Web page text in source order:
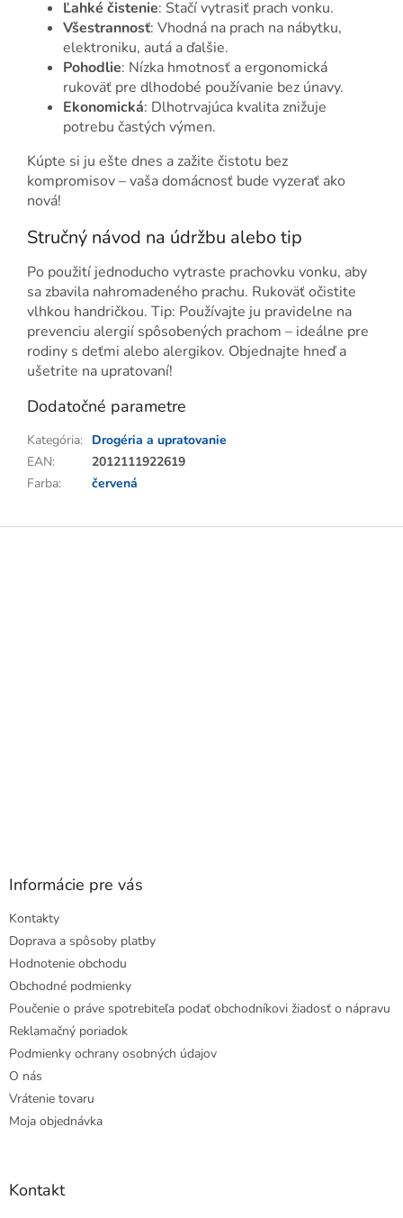
Ľahké čistenie: Stačí vytrasiť prach vonku.
Všestrannosť: Vhodná na prach na nábytku,
elektroniku, autá a ďalšie.
Pohodlie: Nízka hmotnosť a ergonomická
rukoväť pre dlhodobé používanie bez únavy.
Ekonomická: Dlhotrvajúca kvalita znižuje
potrebu častých výmen.
Kúpte si ju ešte dnes a zažite čistotu bez
kompromisov – vaša domácnosť bude vyzerať ako
nová!
Stručný návod na údržbu alebo tip
Po použití jednoducho vytraste prachovku vonku, aby
sa zbavila nahromadeného prachu. Rukoväť očistite
vlhkou handričkou. Tip: Používajte ju pravidelne na
prevenciu alergií spôsobených prachom – ideálne pre
rodiny s deťmi alebo alergikov. Objednajte hneď a
ušetrite na upratovaní!
Dodatočné parametre
Kategória: Drogéria a upratovanie
EAN:
2012111922619
Farba: červená
Z
Informácie pre vás
Kontakty
Doprava a spôsoby platby
Hodnotenie obchodu
Obchodné podmienky
Poučenie o práve spotrebiteľa podať obchodníkovi žiadosť o nápravu
Reklamačný poriadok
Podmienky ochrany osobných údajov
O nás
Vrátenie tovaru
Moja objednávka
Kontakt